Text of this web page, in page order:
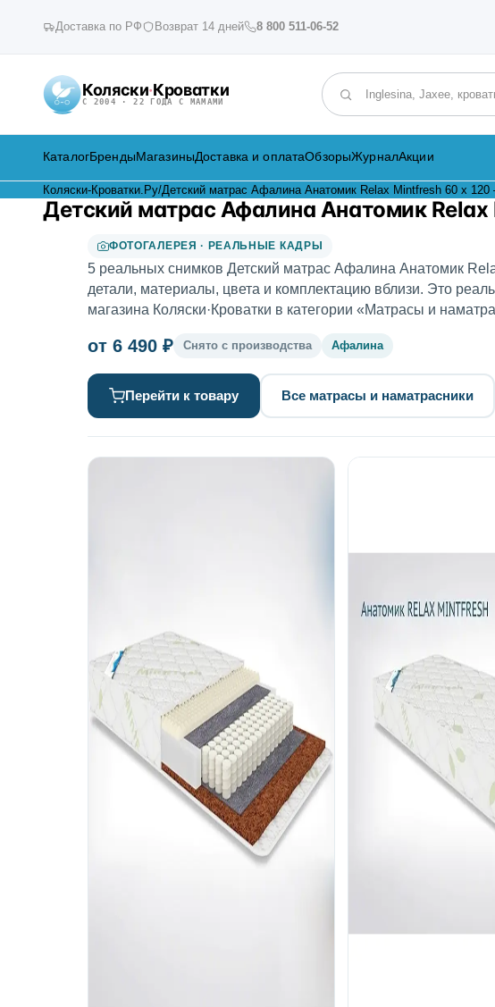
Доставка по РФ Возврат 14 дней 8 800 511-06-52
Коляски·Кроватки
С 2004 · 22 ГОДА С МАМАМИ Поиск по каталогу
КаталогБрендыМагазиныДоставка и оплатаОбзорыЖурналАкции
Коляски-Кроватки.Ру/Детский матрас Афалина Анатомик Relax Mintfresh 60 х
Детский матрас Афалина Анатомик
ФОТОГАЛЕРЕЯ · РЕАЛЬНЫЕ КАДРЫ
5 реальных снимков Детский матрас Афалина Анатомик
детали, материалы, цвета и комплектацию вблизи. Это
магазина Коляски·Кроватки в категории «Матрасы и
от 6 490 ₽ Снято с производства Афалина
Перейти к товару Все матрасы и наматрасники